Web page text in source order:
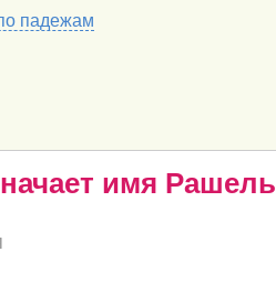
падежам
имя Рашель